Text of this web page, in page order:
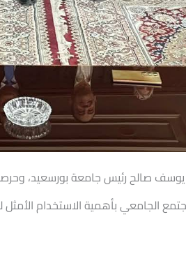
صالح رئيس جامعة بورسعيد،
الجامعي بأهمية الاستخدام الأمثل